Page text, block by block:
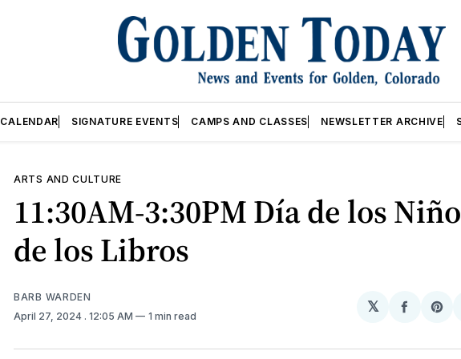
CALENDAR SIGNATURE EVENTS CAMPS AND CLASSES NEWSLETTER ARCHIVE
ARTS AND CULTURE
11:30AM-3:30PM Día de los
de los Libros
BARB WARDEN
April 27, 2024 . 12:05 AM 1 min read
𝕏
Share